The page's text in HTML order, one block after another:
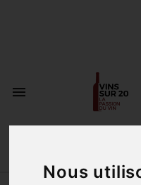
Nous
